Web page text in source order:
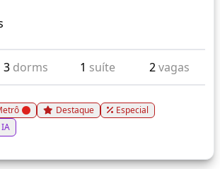
3 dorms 1 suíte 2vagas
Destaque
Especial